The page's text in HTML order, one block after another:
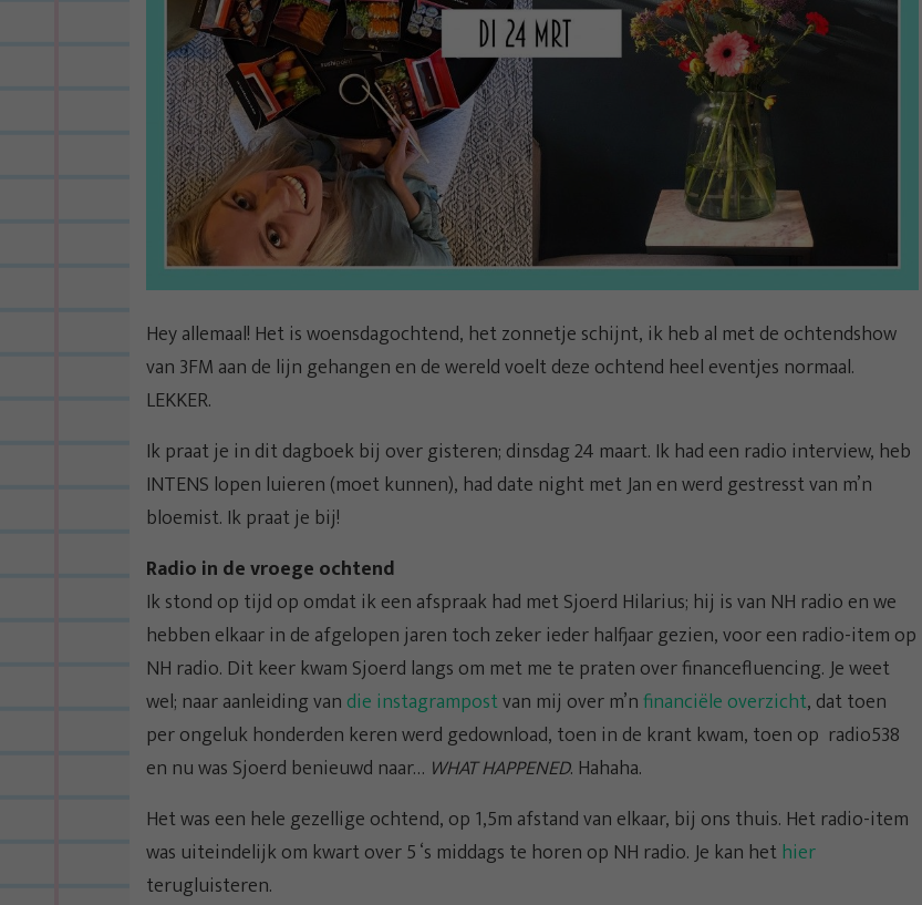
Hey allemaal! Het is woensdagochtend, het zonnetje schijnt, ik heb al met de ochtendshow
van 3FM aan de lijn gehangen en de wereld voelt deze ochtend heel eventjes normaal.
LEKKER.
Ik praat je in dit dagboek bij over gisteren; dinsdag 24 maart. Ik had een radio interview, heb
INTENS lopen luieren (moet kunnen), had date night met Jan en werd gestresst van m’n
bloemist. Ik praat je bij!
Radio in de vroege ochtend
Ik stond op tijd op omdat ik een afspraak had met Sjoerd Hilarius; hij is van NH radio en we
hebben elkaar in de afgelopen jaren toch zeker ieder halfjaar gezien, voor een radio-item op
NH radio. Dit keer kwam Sjoerd langs om met me te praten over financefluencing. Je weet
wel; naar aanleiding van die instagrampostvan mij over m’nfinanciële overzicht, dat toen
per ongeluk honderden keren werd gedownload, toen in de krant kwam, toen op radio538
en nu was Sjoerd benieuwd naar… WHAT HAPPENED. Hahaha.
Het was een hele gezellige ochtend, op 1,5m afstand van elkaar, bij ons thuis. Het radio-item
was uiteindelijk om kwart over 5 ‘s middags te horen op NH radio. Je kan het hier
terugluisteren.